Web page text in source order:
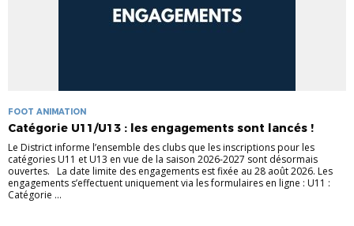
FOOT ANIMATION
Catégorie U11/U13 : les engagements sont lancés !
Le District informe l’ensemble des clubs que les inscriptions pour les
catégories U11 et U13 en vue de la saison 2026-2027 sont désormais
ouvertes. La date limite des engagements est fixée au 28 août 2026. Les
engagements s’effectuent uniquement via les formulaires en ligne : U11 :
Catégorie ...